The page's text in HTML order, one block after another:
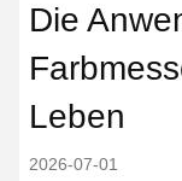
Die
Leben
2026-07-01